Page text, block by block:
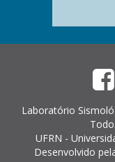
Laboratório
UFRN -
Desenvolvido